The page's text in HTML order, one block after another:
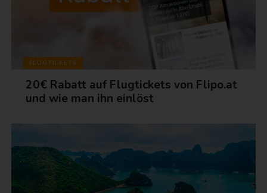
FLUGTICKETS
20€ Rabatt auf Flugtickets von Flipo.at
und wie man ihn einlöst